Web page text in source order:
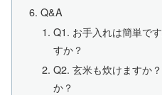
Q&A
Q1. お手入れは簡単で
すか？
Q2. 玄米も炊けますか
か？